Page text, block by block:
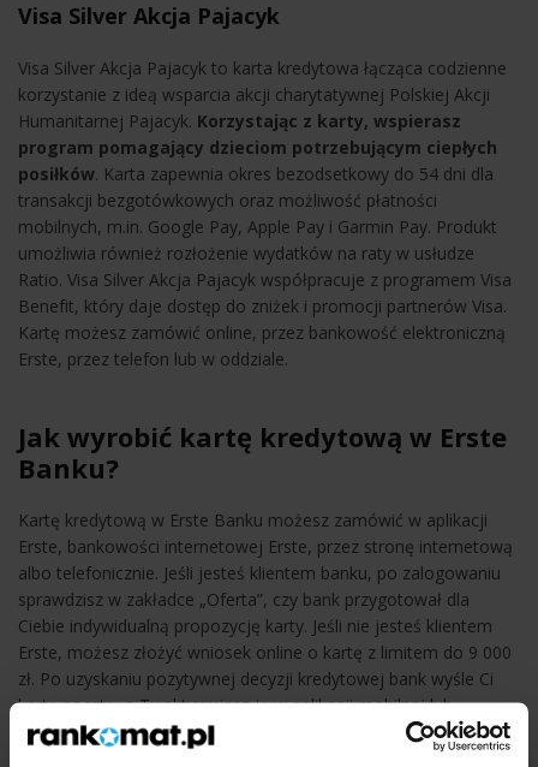
Visa Silver Akcja Pajacyk
Visa Silver Akcja Pajacyk to karta kredytowa łącząca codzienne
korzystanie z ideą wsparcia akcji charytatywnej Polskiej Akcji
Humanitarnej Pajacyk. Korzystając z karty, wspierasz
program pomagający dzieciom potrzebującym ciepłych
posiłków. Karta zapewnia okres bezodsetkowy do 54 dni dla
transakcji bezgotówkowych oraz możliwość płatności
mobilnych, m.in. Google Pay, Apple Pay i Garmin Pay. Produkt
umożliwia również rozłożenie wydatków na raty w usłudze
Ratio. Visa Silver Akcja Pajacyk współpracuje z programem Visa
Benefit, który daje dostęp do zniżek i promocji partnerów Visa.
Kartę możesz zamówić online, przez bankowość elektroniczną
Erste, przez telefon lub w oddziale.
Jak wyrobić kartę kredytową w Erste
Banku?
Kartę kredytową w Erste Banku możesz zamówić w aplikacji
Erste, bankowości internetowej Erste, przez stronę internetową
albo telefonicznie. Jeśli jesteś klientem banku, po zalogowaniu
sprawdzisz w zakładce „Oferta”, czy bank przygotował dla
Ciebie indywidualną propozycję karty. Jeśli nie jesteś klientem
Erste, możesz złożyć wniosek online o kartę z limitem do 9 000
zł. Po uzyskaniu pozytywnej decyzji kredytowej bank wyśle Ci
kartę pocztą, a Ty aktywujesz ją w aplikacji mobilnej lub
bankowości internetowej.